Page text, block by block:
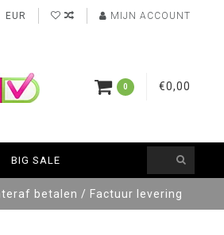
EUR MIJN ACCOUNT
0 €0,00
BIG SALE
betalen / Factuur levering